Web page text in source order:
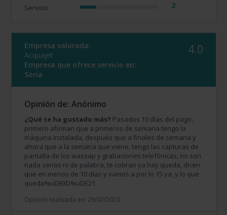
Servicio 2
Empresa valorada:
Acquajet
Empresa que ofrece servicio en:
Soria
4.0
Opinión de: Anónimo
¿Qué te ha gustado más? Pasados 10 días del pago,
primero afirman que a primeros de semana tengo la
máquina instalada, después que a finales de semana y
ahora que a la semana que viene, tengo las capturas de
pantalla de los wassap y grabaciones telefónicas, no son
nada serios ni de palabra, te cobran ya hay queda, dicen
que en menos de 10 días y vamos a por lo 15 ya, y lo que
queda%uD83D%uDE21
Opinión realizada en: 29/07/2023